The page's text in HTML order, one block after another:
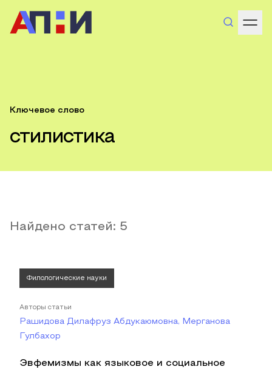
Ключевое слово
стилистика
Найдено статей: 5
Филологические науки
Авторы статьи
Рашидова Дилафруз Абдукаюмовна, Мерганова
Гулбахор
Эвфемизмы как языковое и социальное